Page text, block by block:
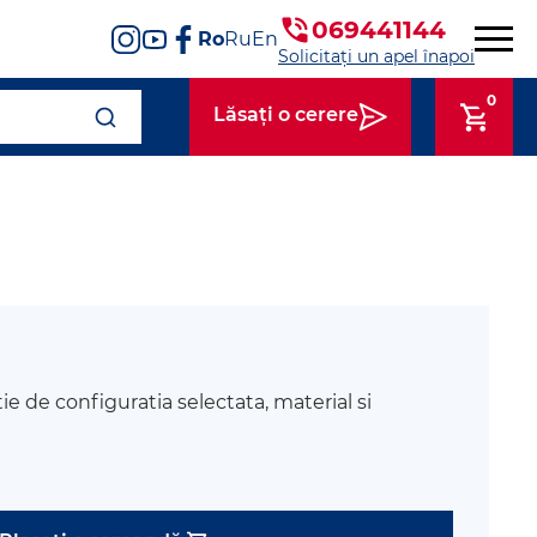
RoRuEn 069441144
Solicitați un apel înapoi
Lăsați o cerere
0
de configuratia selectata, material si